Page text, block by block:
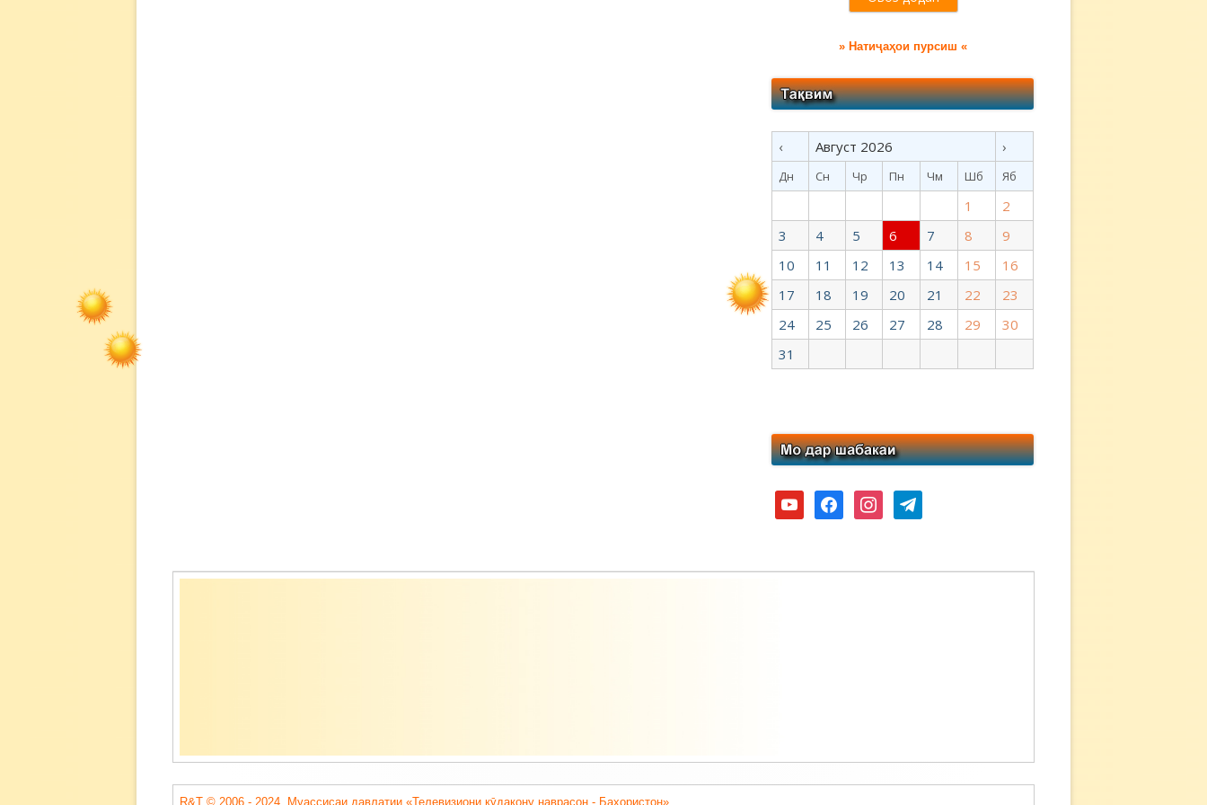
» Натиҷаҳои пурсиш «
‹ Август 2026 ›
Дн Сн Чр Пн Чм Шб Яб
1
2
3
4 5 6 7 8
9
10
11 12 13 14 15
16
17
18 19 20 21 22
23
24
25 26 27 28 29
30
31
youtubefacebookinstagramtelegram
Содержимое
R&T © 2006 - 2024. Муассисаи давлатии «Телевизиони кӯдакону наврасон - Баҳористон».